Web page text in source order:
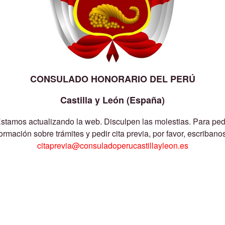
CONSULADO HONORARIO DEL PERÚ
Castilla y León (España)
actualizando la web. Disculpen las molestias. Para
sobre trámites y pedir cita previa, por favor,
citaprevia@consuladoperucastillayleon.es